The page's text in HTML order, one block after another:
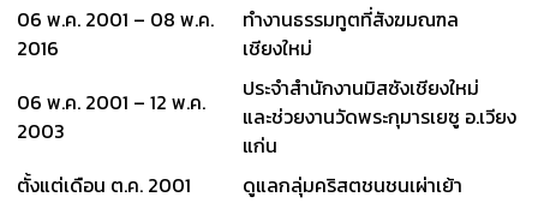
06 พ.ค. 2001 – 08 พ.ค.
2016
ทำงานธรรมทูตที่สังฆมณฑล
เชียงใหม่
06 พ.ค. 2001 – 12 พ.ค.
2003
ประจำสำนักงานมิสซังเชียงใหม่
และช่วยงานวัดพระกุมารเยซู อ.เวียง
แก่น
ตั้งแต่เดือน ต.ค. 2001
ดูแลกลุ่มคริสตชนชนเผ่าเย้า